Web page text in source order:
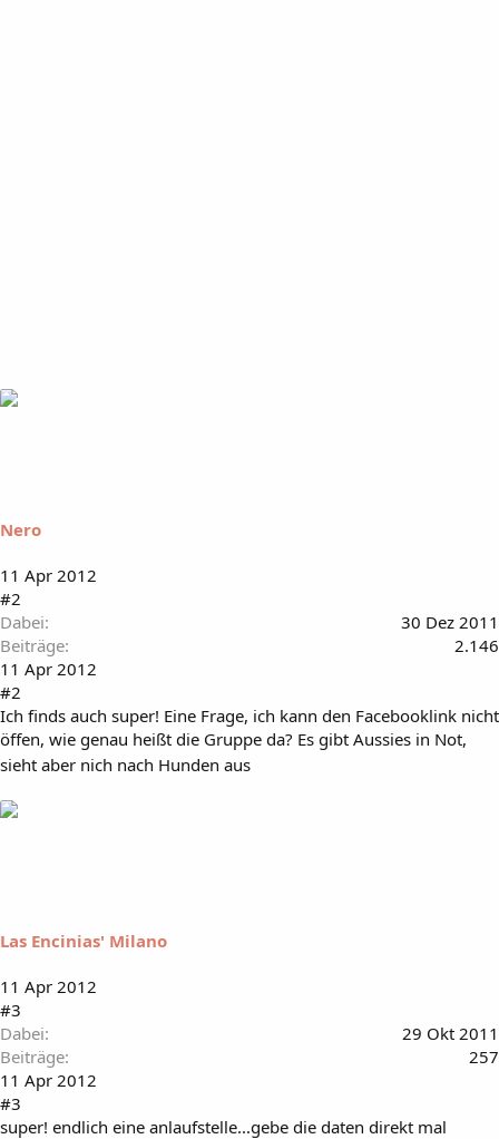
Nero
11 Apr 2012
#2
Dabei
30 Dez 2011
Beiträge
2.146
11 Apr 2012
#2
Ich finds auch super! Eine Frage, ich kann den Facebooklink nicht
öffen, wie genau heißt die Gruppe da? Es gibt Aussies in Not,
sieht aber nich nach Hunden aus
Las Encinias' Milano
11 Apr 2012
#3
Dabei
29 Okt 2011
Beiträge
257
11 Apr 2012
#3
super! endlich eine anlaufstelle...gebe die daten direkt mal